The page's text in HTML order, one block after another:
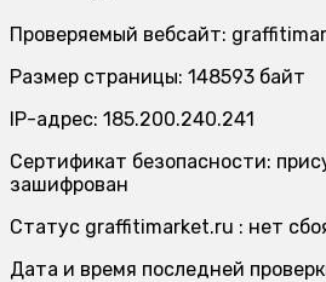
Проверяемый вебсайт:
Размер страницы: 148593 байт
IP-адрес: 185.200.240.241
Сертификат безопасности:
зашифрован
Статус graffitimarket.ru : нет
Дата и время последней